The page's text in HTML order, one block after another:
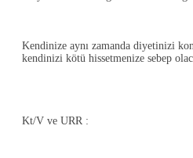
Kendinize aynı zamanda diyetinizi
kendinizi kötü hissetmenize sebep
Kt/V ve URR :